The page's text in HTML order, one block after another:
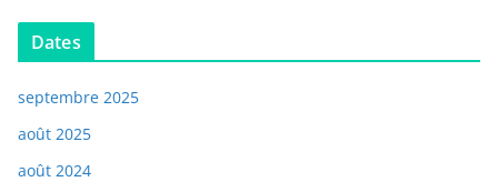
Dates
septembre 2025
août 2025
août 2024